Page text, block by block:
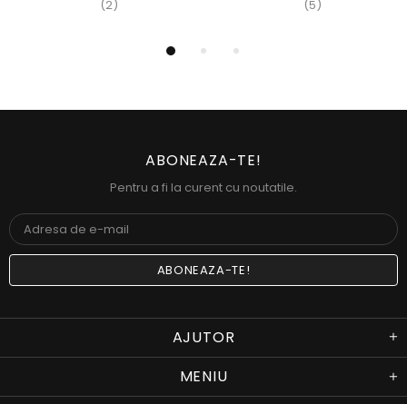
(2) (5)
ABONEAZA-TE!
Pentru a fi la curent cu noutatile.
AJUTOR
MENIU